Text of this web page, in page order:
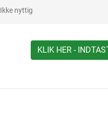
Ikke nyttig
KLIK HER -